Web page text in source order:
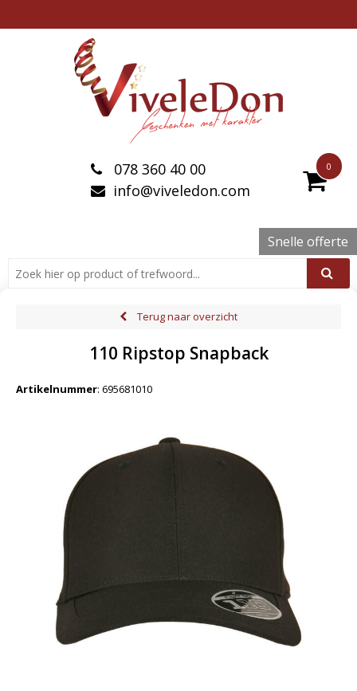
0
078 360 40 00
info@viveledon.com
Snelle offerte
Terug naar overzicht
110 Ripstop Snapback
Artikelnummer: 695681010